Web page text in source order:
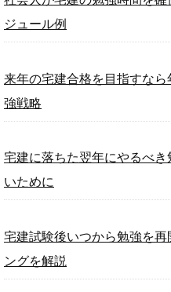
ジュール例
来年の宅建合格を目指すな
強戦略
宅建に落ちた翌年にやるべ
いために
宅建試験後いつから勉強を
ングを解説